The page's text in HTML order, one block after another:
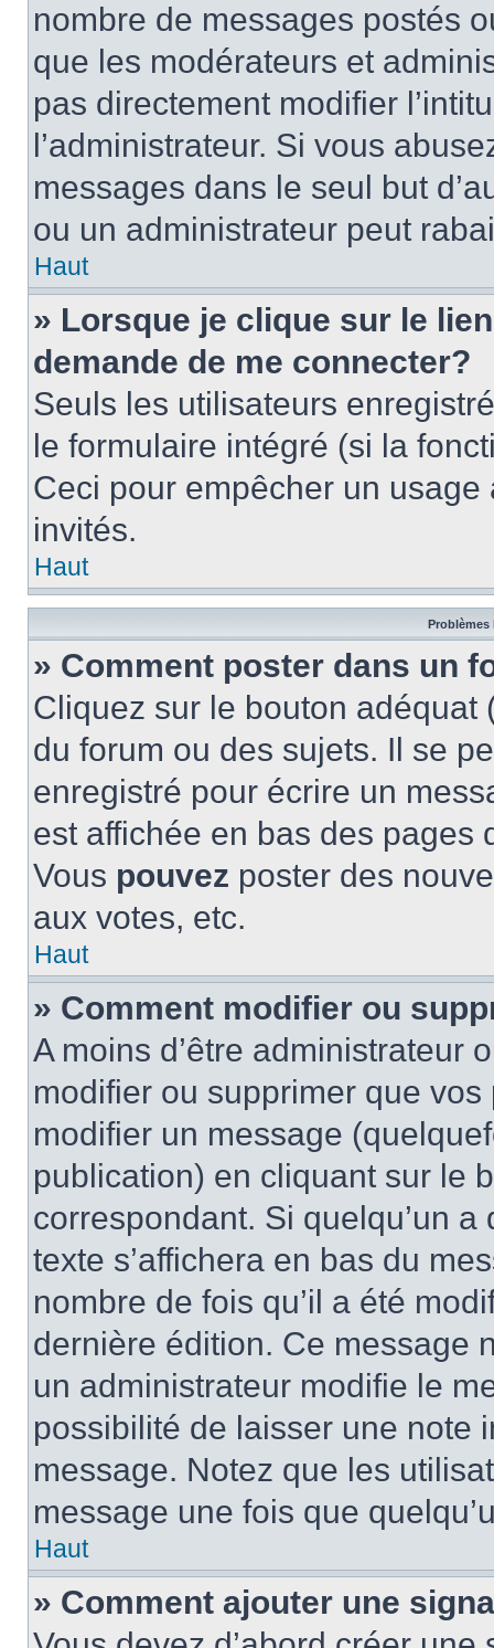
nombre de messages postés
que les modérateurs et
pas directement modifier
l’administrateur. Si vous
messages dans le seul but
ou un administrateur peut
Haut
» Lorsque je clique sur le
demande de me connecter?
Seuls les utilisateurs
le formulaire intégré (si la
Ceci pour empêcher un
invités.
Haut
Problèmes
» Comment poster dans un
Cliquez sur le bouton
du forum ou des sujets. Il se
enregistré pour écrire un
est affichée en bas des pages
Vous pouvez poster des
aux votes, etc.
Haut
» Comment modifier ou
A moins d’être administrateur
modifier ou supprimer que
modifier un message
publication) en cliquant sur le
correspondant. Si quelqu’un
texte s’affichera en bas du
nombre de fois qu’il a été
dernière édition. Ce message
un administrateur modifie le
possibilité de laisser une note
message. Notez que les
message une fois que
Haut
» Comment ajouter une